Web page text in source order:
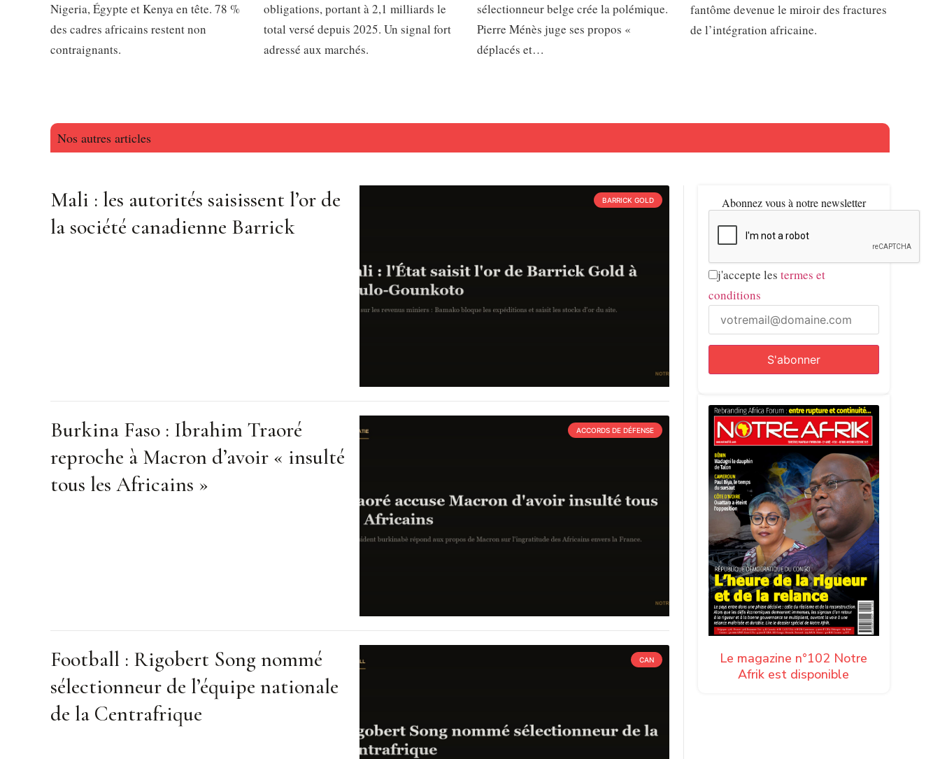
Nigeria, Égypte et Kenya en tête. 78 %
des cadres africains restent non
contraignants.
obligations, portant à 2,1 milliards le
total versé depuis 2025. Un signal fort
adressé aux marchés.
sélectionneur belge crée la polémique.
Pierre Ménès juge ses propos «
déplacés et…
fantôme devenue le miroir des fractures
de l’intégration africaine.
Nos autres articles
BARRICK GOLD
Mali : les autorités saisissent l’or de
la société canadienne Barrick
ACCORDS DE DÉFENSE
Burkina Faso : Ibrahim Traoré
reproche à Macron d’avoir « insulté
tous les Africains »
CAN
Football : Rigobert Song nommé
sélectionneur de l’équipe nationale
de la Centrafrique
Abonnez vous à notre newsletter
j'accepte les termes et
conditions
Le magazine n°102 Notre
Afrik est disponible